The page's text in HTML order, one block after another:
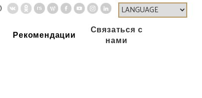
Рекомендации
Связаться с
нами